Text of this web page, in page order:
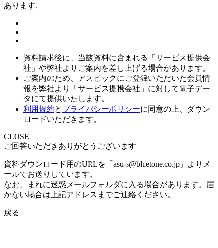
あります。
資料請求後に、当該資料に含まれる「サービス提供会
社」や弊社よりご案内を差し上げる場合があります。
ご案内のため、アスピックにご登録いただいた会員情
報を弊社より「サービス提携会社」に対して電子デー
タにて提供いたします。
利用規約と プライバシーポリシーに同意の上、ダウン
ロードいただきます。
CLOSE
ご回答いただきありがとうございます
資料ダウンロード用のURLを「asu-s@bluetone.co.jp」よりメ
ールでお送りしています。
なお、まれに迷惑メールフォルダに入る場合があります。届
かない場合は上記アドレスまでご連絡ください。
戻る